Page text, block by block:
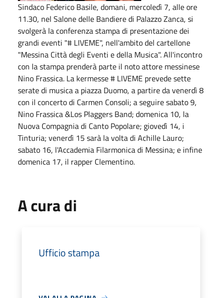
Sindaco Federico Basile, domani, mercoledì 7, alle ore
11.30, nel Salone delle Bandiere di Palazzo Zanca, si
svolgerà la conferenza stampa di presentazione dei
grandi eventi "# LIVEME", nell'ambito del cartellone
"Messina Città degli Eventi e della Musica". All'incontro
con la stampa prenderà parte il noto attore messinese
Nino Frassica. La kermesse # LIVEME prevede sette
serate di musica a piazza Duomo, a partire da venerdì 8
con il concerto di Carmen Consoli; a seguire sabato 9,
Nino Frassica &Los Plaggers Band; domenica 10, la
Nuova Compagnia di Canto Popolare; giovedì 14, i
Tinturia; venerdì 15 sarà la volta di Achille Lauro;
sabato 16, l'Accademia Filarmonica di Messina; e infine
domenica 17, il rapper Clementino.
A cura di
Ufficio stampa